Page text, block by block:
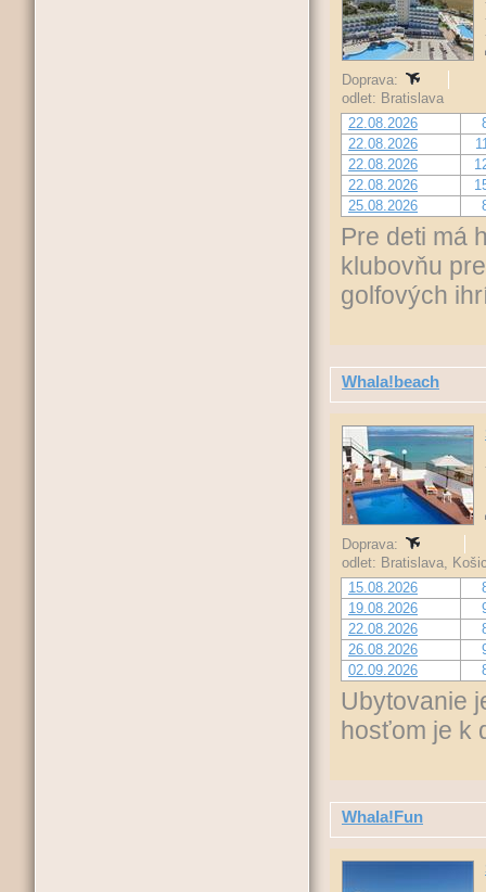
Doprava:
odlet: Bratislava
22.08.2026
22.08.2026
22.08.2026
22.08.2026
25.08.2026
Pre deti má
klubovňu
golfových
Whala!beach
Doprava:
odlet: Bratislava,
15.08.2026
19.08.2026
22.08.2026
26.08.2026
02.09.2026
Ubytovanie
hosťom je k
Whala!Fun